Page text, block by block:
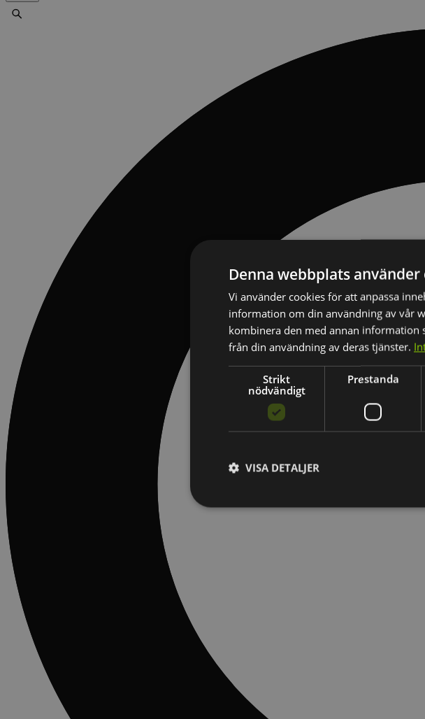
Denna webbplats använder
Vi använder cookies för att anpassa
information om din användning av vår
kombinera den med annan
från din användning av deras tjänster.
Strikt
nödvändigt
Prestanda
VISA DETALJER